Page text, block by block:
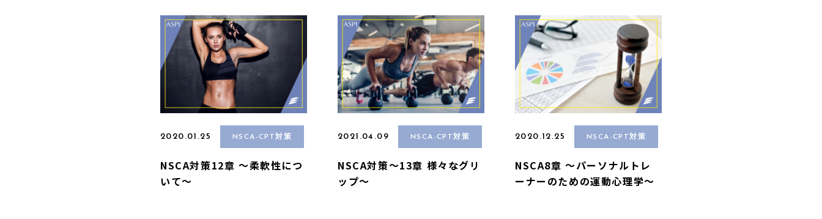
2020.01.25 NSCA-CPT対策
NSCA対策12章 〜柔軟性につ
いて〜
2021.04.09 NSCA-CPT対策
NSCA対策〜13章 様々なグリ
ップ〜
2020.12.25 NSCA-CPT対策
NSCA8章 〜パーソナルトレ
ーナーのための運動心理学〜